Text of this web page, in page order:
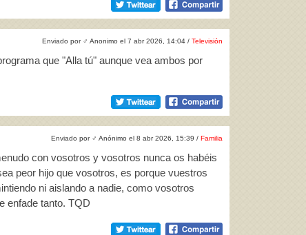
Enviado por ♂ Anonimo el 7 abr 2026, 14:04 / Televisión
que "Alla tú" aunque vea ambos por
Enviado por ♂ Anónimo el 8 abr 2026, 15:39 / Familia
con vosotros y vosotros nunca os habéis
peor hijo que vosotros, es porque vuestros
ni aislando a nadie, como vosotros
enfade tanto. TQD